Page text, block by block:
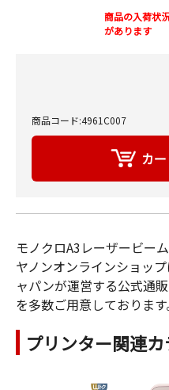
商品の入荷状
があります
商品コード:4961C007
モノクロA3レーザービー
ヤノンオンラインショッ
ャパンが運営する公式通
を多数ご用意しております
プリンター関連